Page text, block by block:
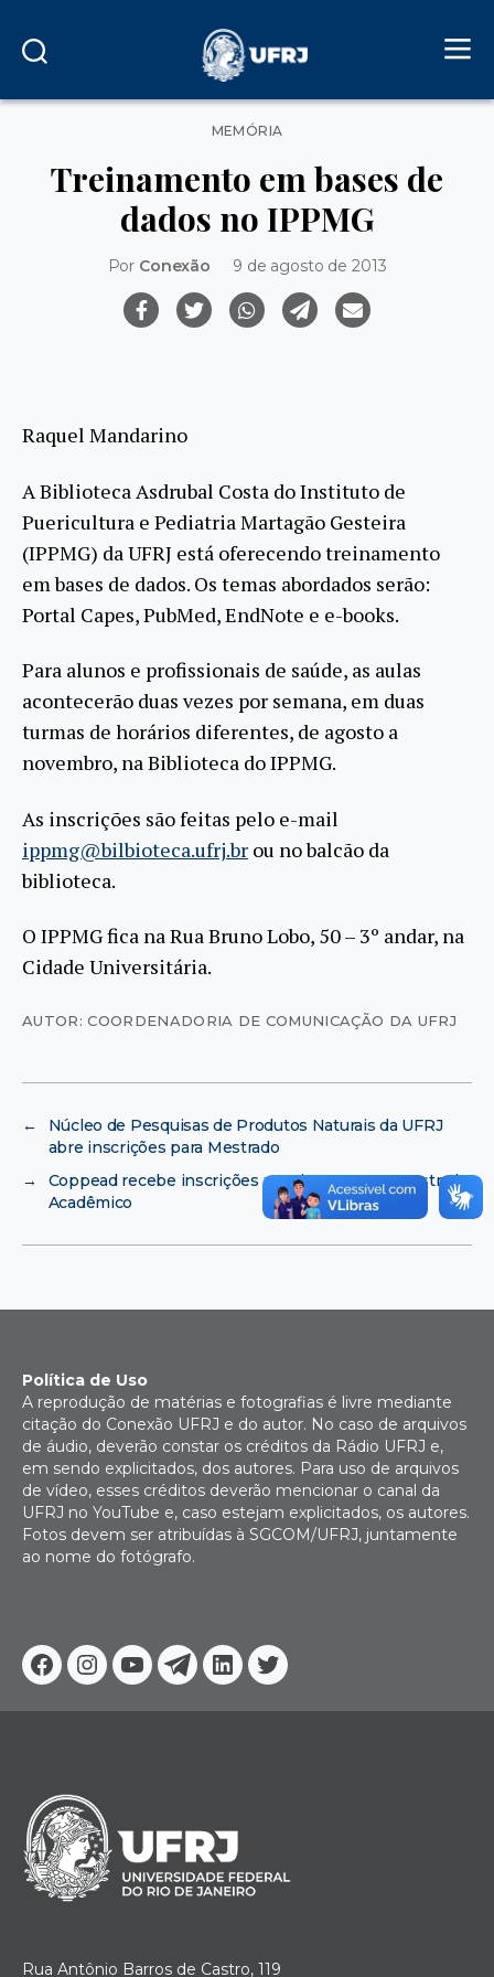
Categorias
MEMÓRIA
Treinamento em bases de
dados no IPPMG
Por Conexão 9 de agosto de 2013
Raquel Mandarino
A Biblioteca Asdrubal Costa do Instituto de
Puericultura e Pediatria Martagão Gesteira
(IPPMG) da UFRJ está oferecendo treinamento
em bases de dados. Os temas abordados serão:
Portal Capes, PubMed, EndNote e e-books.
Para alunos e profissionais de saúde, as aulas
acontecerão duas vezes por semana, em duas
turmas de horários diferentes, de agosto a
novembro, na Biblioteca do IPPMG.
As inscrições são feitas pelo e-mail
ippmg@bilbioteca.ufrj.br ou no balcão da
biblioteca.
O IPPMG fica na Rua Bruno Lobo, 50 – 3º andar, na
Cidade Universitária.
AUTOR: COORDENADORIA DE COMUNICAÇÃO DA UFRJ
←
Núcleo de Pesquisas de Produtos Naturais da UFRJ
abre inscrições para Mestrado
→
Coppead recebe inscrições para ingresso no Mestrado
Acadêmico
Facebook
Instagram
YoutubeTelegram
Linkedin
Twitter
Política de Uso
A reprodução de matérias e fotografias é livre mediante
citação do Conexão UFRJ e do autor. No caso de arquivos
de áudio, deverão constar os créditos da Rádio UFRJ e,
em sendo explicitados, dos autores. Para uso de arquivos
de vídeo, esses créditos deverão mencionar o canal da
UFRJ no YouTube e, caso estejam explicitados, os autores.
Fotos devem ser atribuídas à SGCOM/UFRJ, juntamente
ao nome do fotógrafo.
Rua Antônio Barros de Castro, 119